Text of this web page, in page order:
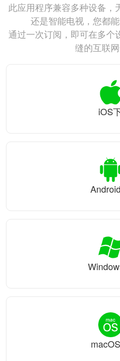
此应用程序兼容多种设备，
还是智能电视，您都能
通过一次订阅，即可在多个
缝的互联网
iOS